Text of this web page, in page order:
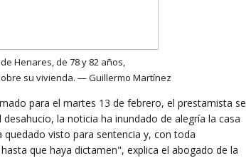
Henares, de 78 y 82 años,
su vivienda. — Guillermo Martínez
para el martes 13 de febrero, el prestamista se
la noticia ha inundado de alegría la casa
visto para sentencia y, con toda
que haya dictamen", explica el abogado de la